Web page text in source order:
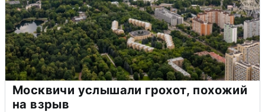
Москвичи услышали грохот, похожий
на взрыв